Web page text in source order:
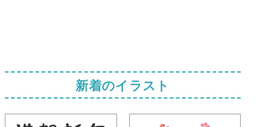
新着のイラスト